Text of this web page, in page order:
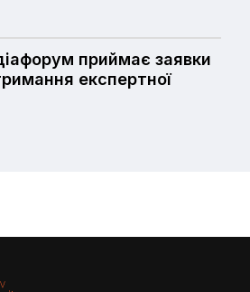
приймає заявки
експертної